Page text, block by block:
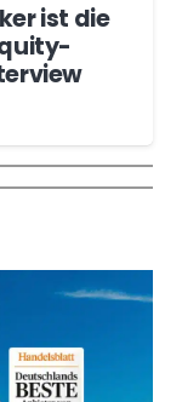
ist die